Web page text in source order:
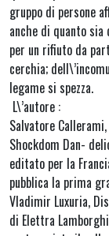
gruppo di persone
anche di quanto
per un rifiuto da
cerchia;
legame si spezza.
L\’autore :
Salvatore
Shockdom Dan-
editato per la
pubblica la prima
Vladimir Luxuria,
di Elettra